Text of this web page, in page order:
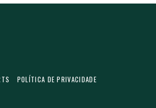
POLÍTICA DE PRIVACIDADE